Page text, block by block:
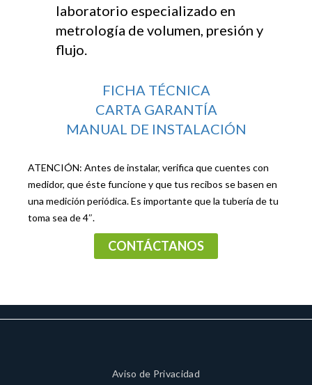
laboratorio especializado en
metrología de volumen, presión y
flujo.
FICHA TÉCNICA
CARTA GARANTÍA
MANUAL DE INSTALACIÓN
ATENCIÓN: Antes de instalar, verifica que cuentes con
medidor, que éste funcione y que tus recibos se basen en
una medición periódica. Es importante que la tubería de tu
toma sea de 4″.
CONTÁCTANOS
Aviso de Privacidad